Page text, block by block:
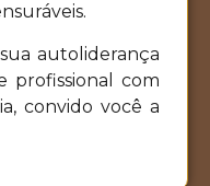
autoliderança
profissional com
convido você a